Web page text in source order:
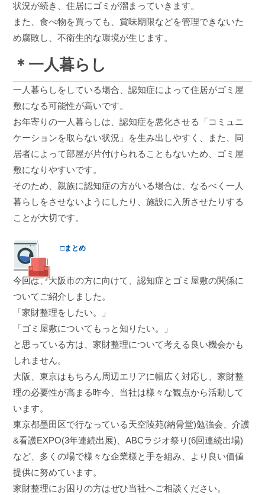
状況が続き、住居にゴミが溜まっていきます。
また、食べ物を買っても、賞味期限などを管理できないた
め腐敗し、不衛生的な環境が生じます。
＊一人暮らし
一人暮らしをしている場合、認知症によって住居がゴミ屋
敷になる可能性が高いです。
お年寄りの一人暮らしは、認知症を悪化させる「コミュニ
ケーションを取らない状況」を生み出しやすく、また、同
居者によって部屋が片付けられることもないため、ゴミ屋
敷になりやすいです。
そのため、親族に認知症の方がいる場合は、なるべく一人
暮らしをさせないようにしたり、施設に入所させたりする
ことが大切です。
□まとめ
今回は、大阪市の方に向けて、認知症とゴミ屋敷の関係に
ついてご紹介しました。
「家財整理をしたい。」
「ゴミ屋敷についてもっと知りたい。」
と思っている方は、家財整理について考える良い機会かも
しれません。
大阪、東京はもちろん周辺エリアに幅広く対応し、家財整
理の必要性が高まる昨今、当社は様々な観点から活動して
います。
東京都墨田区で行なっている天空陵苑(納骨堂)勉強会、介護
&看護EXPO(3年連続出展)、ABCラジオ祭り(6回連続出場)
など、多くの場で様々な企業様と手を組み、より良い価値
提供に努めています。
家財整理にお困りの方はぜひ当社へご相談ください。